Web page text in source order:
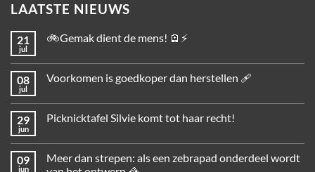
LAATSTE NIEUWS
21
jul
🚲Gemak dient de mens! 🪫⚡
08
jul
Voorkomen is goedkoper dan herstellen 🩹
29
jun
Picknicktafel Silvie komt tot haar recht!
09
jun
Meer dan strepen: als een zebrapad onderdeel wordt